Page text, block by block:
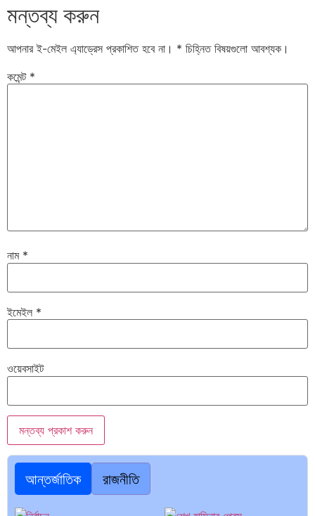
মন্তব্য করুন
আপনার ই-মেইল এ্যাড্রেস প্রকাশিত হবে না। * চিহ্নিত বিষয়গুলো আবশ্যক।
কমেন্ট *
নাম *
ইমেইল *
ওয়েবসাইট
আন্তর্জাতিক রাজনীতি